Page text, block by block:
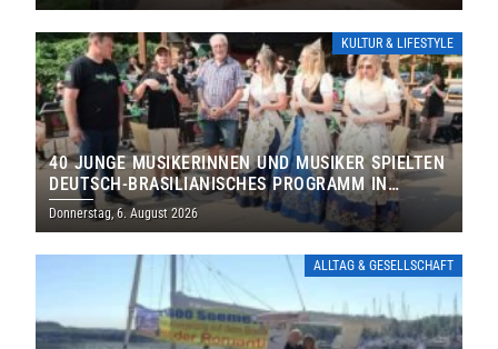
KULTUR & LIFESTYLE
40 JUNGE MUSIKERINNEN UND MUSIKER SPIELTEN
DEUTSCH-BRASILIANISCHES PROGRAMM IN
THOLEY
Donnerstag, 6. August 2026
ALLTAG & GESELLSCHAFT